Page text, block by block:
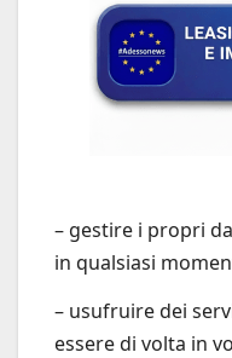
– gestire i propri
in qualsiasi
– usufruire dei
essere di volta in